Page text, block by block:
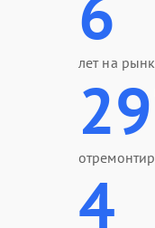
лет на
4